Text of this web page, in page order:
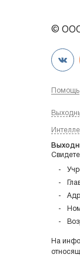
© ООО
Помощь
На